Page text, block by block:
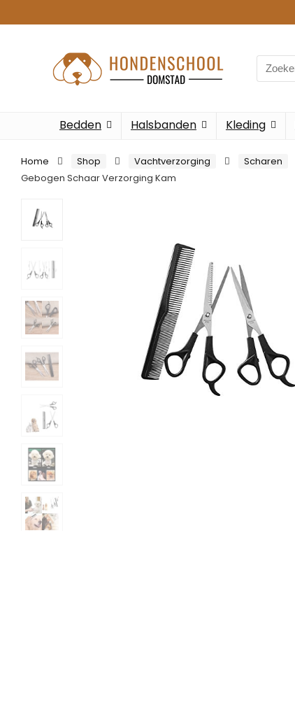
Search
for:
Bedden Halsbanden Kleding
Home Shop Vachtverzorging Scharen
Gebogen Schaar Verzorging Kam